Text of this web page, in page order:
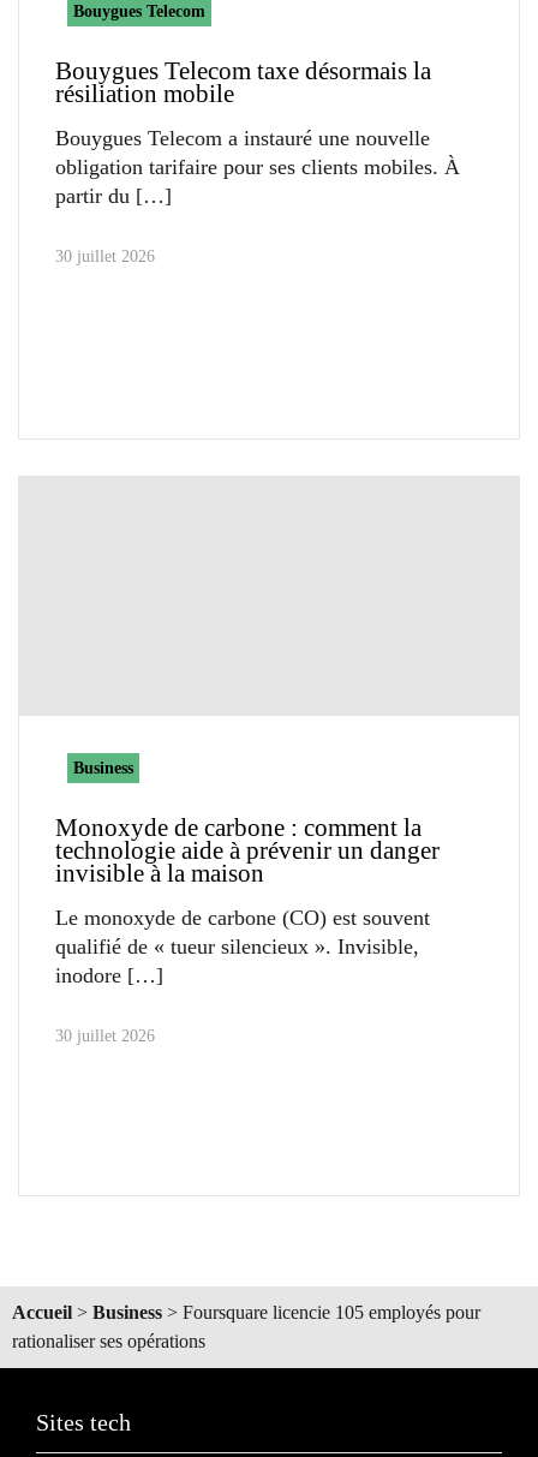
Bouygues Telecom
Bouygues Telecom taxe désormais la
résiliation mobile
Bouygues Telecom a instauré une nouvelle
obligation tarifaire pour ses clients mobiles. À
partir du
30 juillet 2026
Business
Monoxyde de carbone : comment la
technologie aide à prévenir un danger
invisible à la maison
Le monoxyde de carbone (CO) est souvent
qualifié de « tueur silencieux ». Invisible,
inodore
30 juillet 2026
Accueil > Business > Foursquare licencie 105 employés pour
rationaliser ses opérations
Sites tech